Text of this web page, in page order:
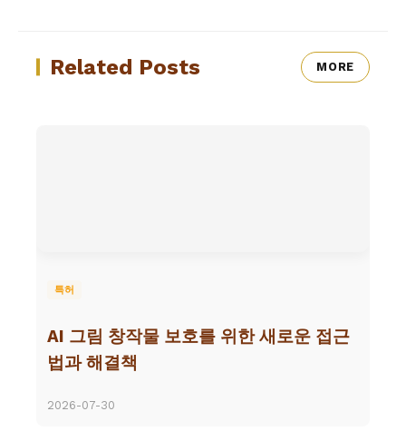
Related Posts MORE
특허
AI 그림 창작물 보호를 위한 새로운 접근
법과 해결책
2026-07-30